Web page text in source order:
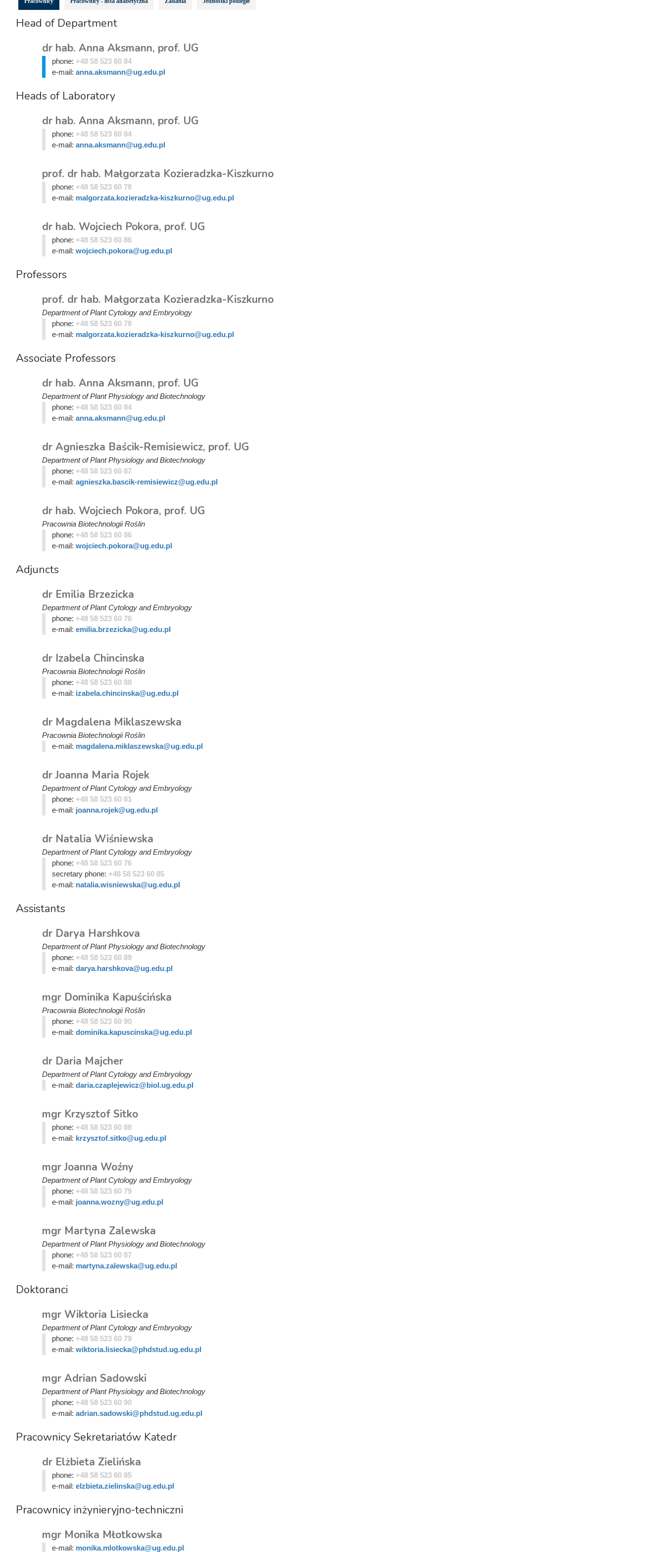
Head of Department
dr hab. Anna Aksmann, prof. UG
phone: +48 58 523 60 84
e-mail: anna.aksmann@ug.edu.pl
Heads of Laboratory
dr hab. Anna Aksmann, prof. UG
phone: +48 58 523 60 84
e-mail: anna.aksmann@ug.edu.pl
prof. dr hab. Małgorzata Kozieradzka-Kiszkurno
phone: +48 58 523 60 78
e-mail: malgorzata.kozieradzka-kiszkurno@ug.edu.pl
dr hab. Wojciech Pokora, prof. UG
phone: +48 58 523 60 86
e-mail: wojciech.pokora@ug.edu.pl
Professors
prof. dr hab. Małgorzata Kozieradzka-Kiszkurno
Department of Plant Cytology and Embryology
phone: +48 58 523 60 78
e-mail: malgorzata.kozieradzka-kiszkurno@ug.edu.pl
Associate Professors
dr hab. Anna Aksmann, prof. UG
Department of Plant Physiology and Biotechnology
phone: +48 58 523 60 84
e-mail: anna.aksmann@ug.edu.pl
dr Agnieszka Baścik-Remisiewicz, prof. UG
Department of Plant Physiology and Biotechnology
phone: +48 58 523 60 87
e-mail: agnieszka.bascik-remisiewicz@ug.edu.pl
dr hab. Wojciech Pokora, prof. UG
Pracownia Biotechnologii Roślin
phone: +48 58 523 60 86
e-mail: wojciech.pokora@ug.edu.pl
Adjuncts
dr Emilia Brzezicka
Department of Plant Cytology and Embryology
phone: +48 58 523 60 76
e-mail: emilia.brzezicka@ug.edu.pl
dr Izabela Chincinska
Pracownia Biotechnologii Roślin
phone: +48 58 523 60 88
e-mail: izabela.chincinska@ug.edu.pl
dr Magdalena Miklaszewska
Pracownia Biotechnologii Roślin
e-mail: magdalena.miklaszewska@ug.edu.pl
dr Joanna Maria Rojek
Department of Plant Cytology and Embryology
phone: +48 58 523 60 81
e-mail: joanna.rojek@ug.edu.pl
dr Natalia Wiśniewska
Department of Plant Cytology and Embryology
phone: +48 58 523 60 76
secretary phone: +48 58 523 60 85
e-mail: natalia.wisniewska@ug.edu.pl
Assistants
dr Darya Harshkova
Department of Plant Physiology and Biotechnology
phone: +48 58 523 60 89
e-mail: darya.harshkova@ug.edu.pl
mgr Dominika Kapuścińska
Pracownia Biotechnologii Roślin
phone: +48 58 523 60 90
e-mail: dominika.kapuscinska@ug.edu.pl
dr Daria Majcher
Department of Plant Cytology and Embryology
e-mail: daria.czaplejewicz@biol.ug.edu.pl
mgr Krzysztof Sitko
phone: +48 58 523 60 88
e-mail: krzysztof.sitko@ug.edu.pl
mgr Joanna Woźny
Department of Plant Cytology and Embryology
phone: +48 58 523 60 79
e-mail: joanna.wozny@ug.edu.pl
mgr Martyna Zalewska
Department of Plant Physiology and Biotechnology
phone: +48 58 523 60 87
e-mail: martyna.zalewska@ug.edu.pl
Doktoranci
mgr Wiktoria Lisiecka
Department of Plant Cytology and Embryology
phone: +48 58 523 60 79
e-mail: wiktoria.lisiecka@phdstud.ug.edu.pl
mgr Adrian Sadowski
Department of Plant Physiology and Biotechnology
phone: +48 58 523 60 90
e-mail: adrian.sadowski@phdstud.ug.edu.pl
Pracownicy Sekretariatów Katedr
dr Elżbieta Zielińska
phone: +48 58 523 60 85
e-mail: elzbieta.zielinska@ug.edu.pl
Pracownicy inżynieryjno-techniczni
mgr Monika Młotkowska
e-mail: monika.mlotkowska@ug.edu.pl